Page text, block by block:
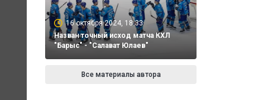
16 октября 2024, 18:33
Назван точный исход матча КХЛ
"Барыс" - "Салават Юлаев"
Все материалы автора